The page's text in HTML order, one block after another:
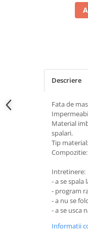
Descriere
Fata de
Material
spalari.
Tip
Intretinere:
- a se spala
- program
- a nu se
- a se usca
Informatii